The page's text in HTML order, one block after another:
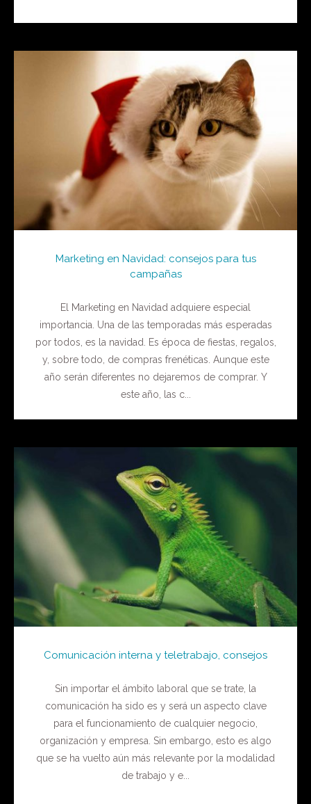
Marketing en Navidad: consejos para tus
campañas
El Marketing en Navidad adquiere especial
importancia. Una de las temporadas más esperadas
por todos, es la navidad. Es época de fiestas, regalos,
y, sobre todo, de compras frenéticas. Aunque este
año serán diferentes no dejaremos de comprar. Y
este año, las c...
Comunicación interna y teletrabajo, consejos
Sin importar el ámbito laboral que se trate, la
comunicación ha sido es y será un aspecto clave
para el funcionamiento de cualquier negocio,
organización y empresa. Sin embargo, esto es algo
que se ha vuelto aún más relevante por la modalidad
de trabajo y e...